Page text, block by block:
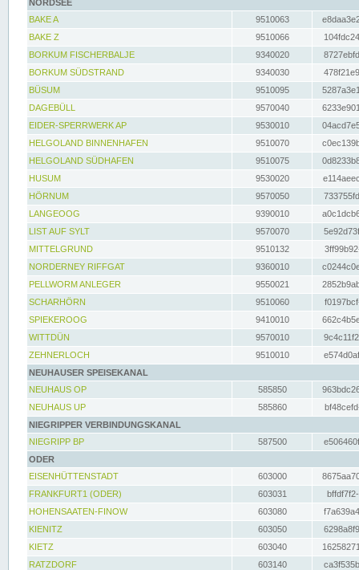
NORDSEE
BAKE A
9510063
BAKE Z
9510066
BORKUM FISCHERBALJE
9340020
BORKUM SÜDSTRAND
9340030
BÜSUM
9510095
DAGEBÜLL
9570040
EIDER-SPERRWERK AP
9530010
HELGOLAND BINNENHAFEN
9510070
HELGOLAND SÜDHAFEN
9510075
HUSUM
9530020
HÖRNUM
9570050
LANGEOOG
9390010
LIST AUF SYLT
9570070
MITTELGRUND
9510132
NORDERNEY RIFFGAT
9360010
PELLWORM ANLEGER
9550021
SCHARHÖRN
9510060
SPIEKEROOG
9410010
WITTDÜN
9570010
ZEHNERLOCH
9510010
NEUHAUSER SPEISEKANAL
NEUHAUS OP
585850
NEUHAUS UP
585860
NIEGRIPPER VERBINDUNGSKANAL
NIEGRIPP BP
587500
ODER
EISENHÜTTENSTADT
603000
FRANKFURT1 (ODER)
603031
HOHENSAATEN-FINOW
603080
KIENITZ
603050
KIETZ
603040
RATZDORF
603140